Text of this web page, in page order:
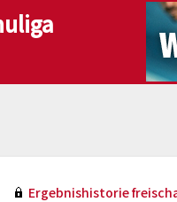
Ergebnishistorie